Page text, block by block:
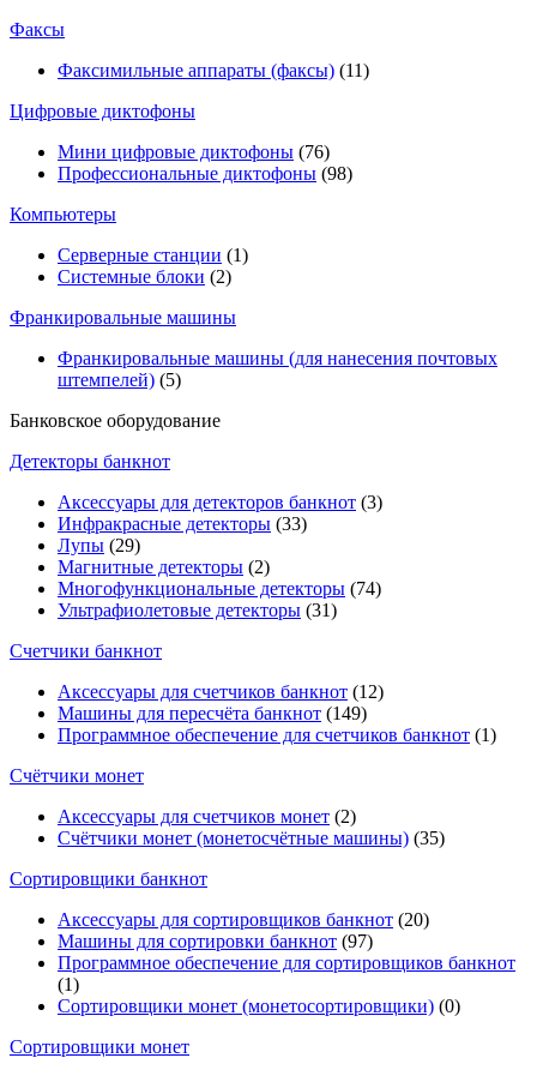
Факсы
Факсимильные аппараты (факсы) (11)
Цифровые диктофоны
Мини цифровые диктофоны (76)
Профессиональные диктофоны (98)
Компьютеры
Серверные станции (1)
Системные блоки (2)
Франкировальные машины
Франкировальные машины (для нанесения почтовых
штемпелей) (5)
Банковское оборудование
Детекторы банкнот
Аксессуары для детекторов банкнот (3)
Инфракрасные детекторы (33)
Лупы (29)
Магнитные детекторы (2)
Многофункциональные детекторы (74)
Ультрафиолетовые детекторы (31)
Счетчики банкнот
Аксессуары для счетчиков банкнот (12)
Машины для пересчёта банкнот (149)
Программное обеспечение для счетчиков банкнот (1)
Счётчики монет
Аксессуары для счетчиков монет (2)
Счётчики монет (монетосчётные машины) (35)
Cортировщики банкнот
Аксессуары для сортировщиков банкнот (20)
Машины для сортировки банкнот (97)
Программное обеспечение для сортировщиков банкнот
(1)
Сортировщики монет (монетосортировщики) (0)
Сортировщики монет